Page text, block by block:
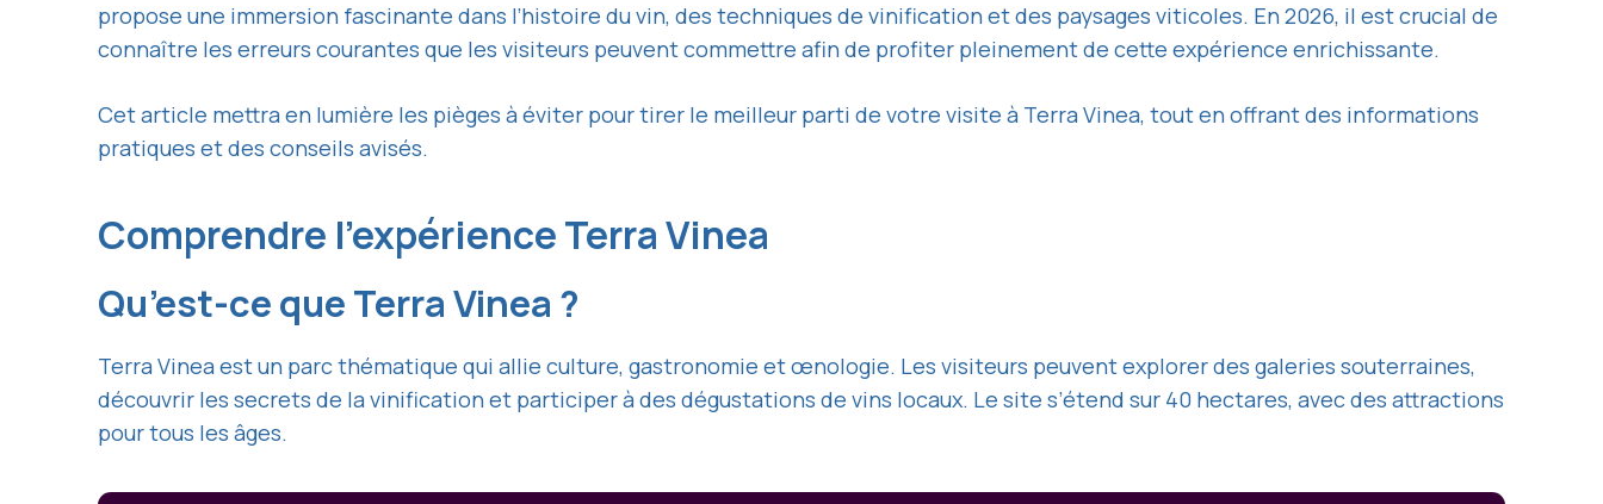
propose une immersion fascinante dans l’histoire du vin, des techniques de vinification et des paysages viticoles. En 2026, il est crucial de
connaître les erreurs courantes que les visiteurs peuvent commettre afin de profiter pleinement de cette expérience enrichissante.
Cet article mettra en lumière les pièges à éviter pour tirer le meilleur parti de votre visite à Terra Vinea, tout en offrant des informations
pratiques et des conseils avisés.
Comprendre l’expérience Terra Vinea
Qu’est-ce que Terra Vinea ?
Terra Vinea est un parc thématique qui allie culture, gastronomie et œnologie. Les visiteurs peuvent explorer des galeries souterraines,
découvrir les secrets de la vinification et participer à des dégustations de vins locaux. Le site s’étend sur 40 hectares, avec des attractions
pour tous les âges.